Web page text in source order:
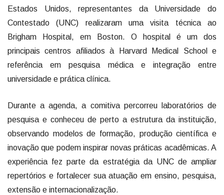
Estados Unidos, representantes da Universidade do
Contestado (UNC) realizaram uma visita técnica ao
Brigham Hospital, em Boston. O hospital é um dos
principais centros afiliados à Harvard Medical School e
referência em pesquisa médica e integração entre
universidade e prática clínica.
Durante a agenda, a comitiva percorreu laboratórios de
pesquisa e conheceu de perto a estrutura da instituição,
observando modelos de formação, produção científica e
inovação que podem inspirar novas práticas acadêmicas. A
experiência fez parte da estratégia da UNC de ampliar
repertórios e fortalecer sua atuação em ensino, pesquisa,
extensão e internacionalização.